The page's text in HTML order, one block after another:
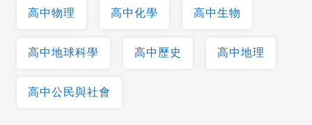
高中物理 高中化學 高中生物
高中地球科學 高中歷史 高中地理
高中公民與社會